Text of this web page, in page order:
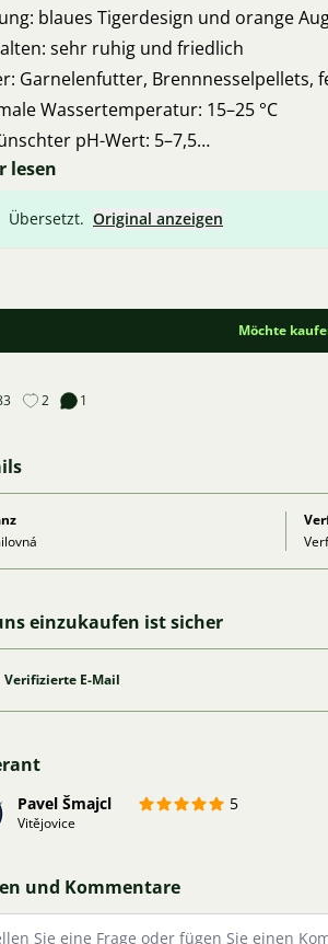
blaues Tigerdesign und orange
sehr ruhig und friedlich
Garnelenfutter, Brennnesselpellets,
Wassertemperatur: 15–25 °C
pH-Wert: 5–7,5
des Wassers: 3 bis 10 °
ruhige Fische,
lesen
Übersetzt. Original anzeigen
Möchte
2 1
einzukaufen ist sicher
Verifizierte E-Mail
Pavel Šmajcl 5
Vitějovice
und Kommentare